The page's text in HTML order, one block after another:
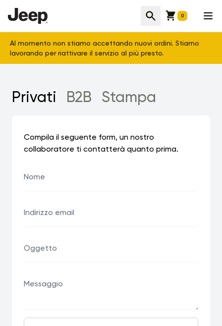
CercaCart 0
Al momento non stiamo accettando nuovi ordini. Stiamo
lavorando per riattivare il servizio al più presto.
Privati B2B Stampa
Compila il seguente form, un nostro
collaboratore ti contatterà quanto prima.